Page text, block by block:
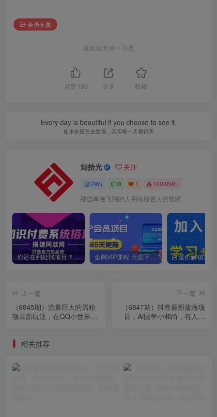
会员专属
喜欢就支持一下吧
点赞 193 分享 收藏
Every day is beautiful if you choose to see it.
如果你愿意去发现，其实每一天都很美
知拾光 关注
2W+ 0 1 10936W+
那些单独飞翔的人拥有最强大的翅膀
你还在到处找项目？还在当韭菜？我靠卖项目一个月收入5万+，曾经我也是个失败者。 全网VIP课程 无损下载~
上一篇
（6845期）流量巨大的男粉
项目新玩法，在QQ小世界里
下一篇
（6847期）抖音最新蓝海项
目，AI国学小和尚，有人靠
相关推荐